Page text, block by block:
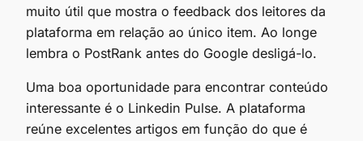
muito útil que mostra o feedback dos leitores da
plataforma em relação ao único item. Ao longe
lembra o PostRank antes do Google desligá-lo.
Uma boa oportunidade para encontrar conteúdo
interessante é o Linkedin Pulse. A plataforma
reúne excelentes artigos em função do que é